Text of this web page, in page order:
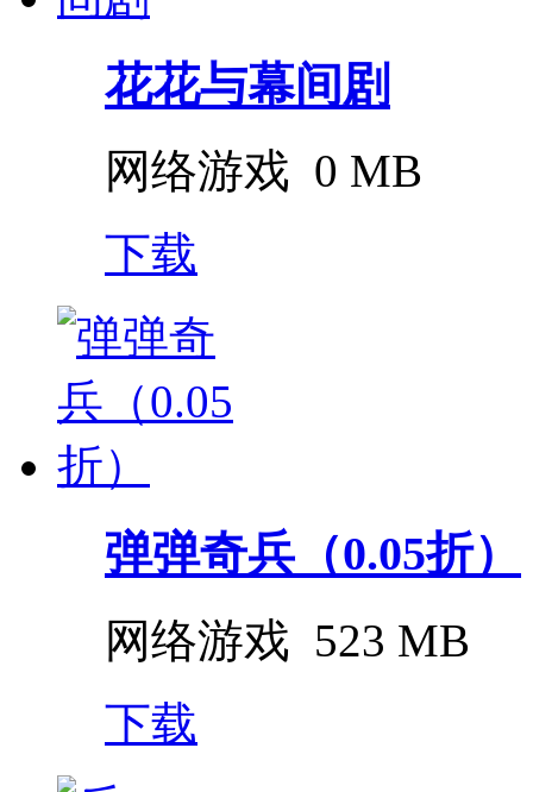
花花与幕间剧
网络游戏 0 MB
下载
弹弹奇兵（0.05折）
网络游戏 523 MB
下载